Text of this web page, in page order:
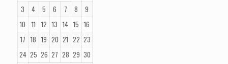
3
4 5 6 7 8
9
10
11 12 13 14 15 16
17 18 19 20 21 22 23
24 25 26 27 28 29 30